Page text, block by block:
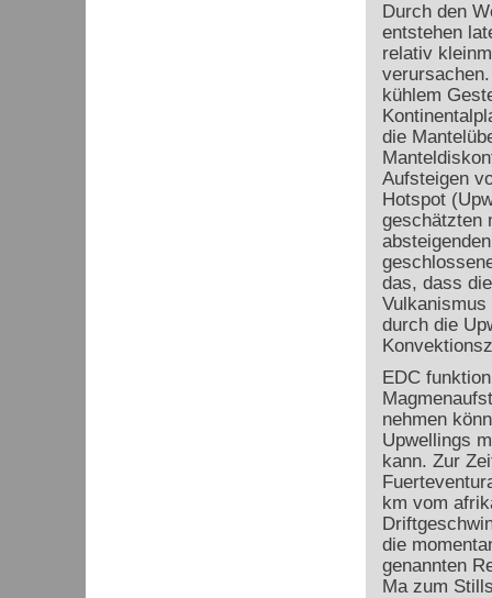
Durch den
entstehen
relativ
kühlem
die
Aufsteigen
Hotspot
geschätzten
das, dass
durch die
EDC
nehmen
Upwellings
kann. Zur
km vom
die
genannten
Ma zum